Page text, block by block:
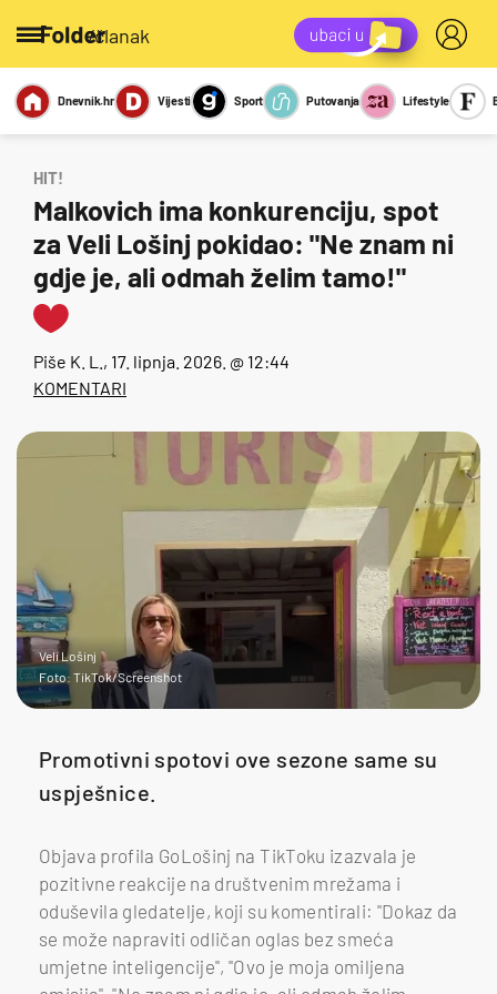
/članak
Miks Kviz
Report
Sexy
Dnevnik.hr Vijesti Sport Putovanja Lifestyle
HIT!
Malkovich ima konkurenciju, spot
za Veli Lošinj pokidao: "Ne znam ni
gdje je, ali odmah želim tamo!"
Piše K. L. , 17. lipnja. 2026. @ 12:44
KOMENTARI
Veli Lošinj
Foto: TikTok/Screenshot
Promotivni spotovi ove sezone same su
uspješnice.
Objava profila GoLošinj na TikToku izazvala je
pozitivne reakcije na društvenim mrežama i
oduševila gledatelje, koji su komentirali: "Dokaz da
se može napraviti odličan oglas bez smeća
umjetne inteligencije", "Ovo je moja omiljena